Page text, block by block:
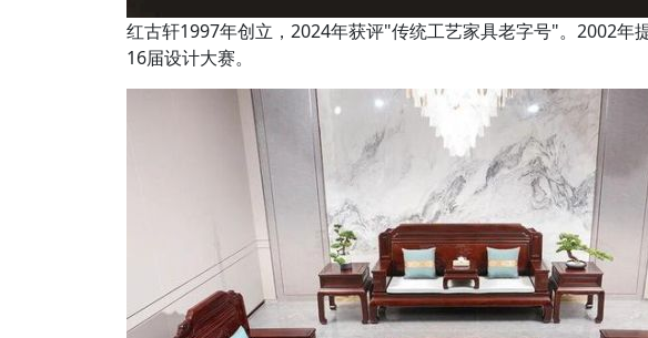
红古轩1997年创立，2024年获评"传统工艺家具老字号"。2002年
16届设计大赛。